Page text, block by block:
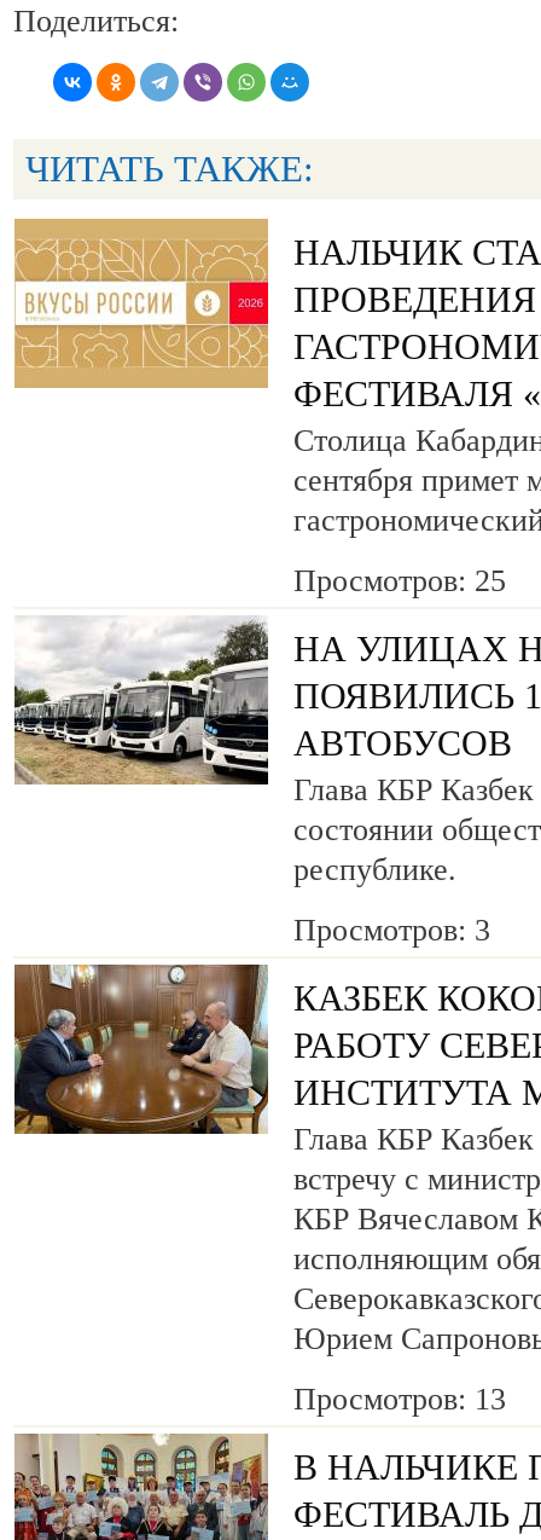
Поделиться:
ЧИТАТЬ ТАКЖЕ:
НАЛЬЧИК
ПРОВЕДЕНИЯ
ФЕСТИВАЛЯ
Столица
сентября примет
Просмотров: 25
НА УЛИЦАХ
ПОЯВИЛИСЬ
АВТОБУСОВ
Глава КБР
состоянии
республике.
Просмотров: 3
КАЗБЕК
РАБОТУ
ИНСТИТУТА
Глава КБР
встречу с
КБР Вячеславом
исполняющим
Юрием
Просмотров: 13
В НАЛЬЧИКЕ
ФЕСТИВАЛЬ